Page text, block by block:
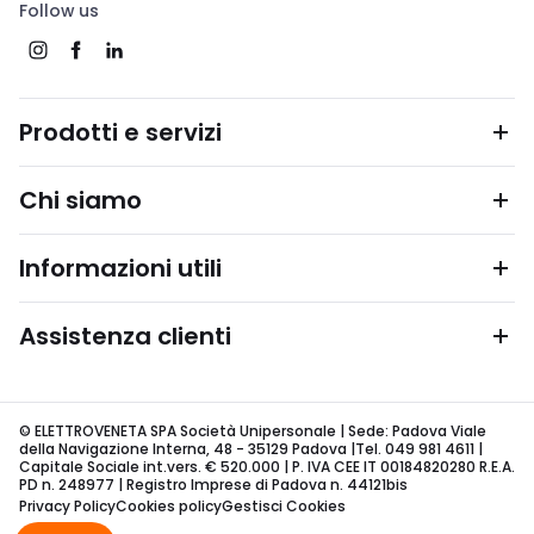
Follow us
Prodotti e servizi
Chi siamo
Informazioni utili
Assistenza clienti
© ELETTROVENETA SPA Società Unipersonale | Sede: Padova Viale
della Navigazione Interna, 48 - 35129 Padova |Tel. 049 981 4611 |
Capitale Sociale int.vers. € 520.000 | P. IVA CEE IT 00184820280 R.E.A.
PD n. 248977 | Registro Imprese di Padova n. 44121bis
Privacy PolicyCookies policyGestisci Cookies